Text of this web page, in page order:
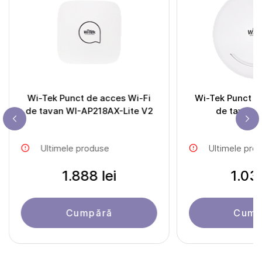
Wi-Tek Punct de acces Wi-Fi
de tavan WI-AP218AX-Lite V2
Ultimele produse
1.888 lei
Cumpără
Wi-Tek Punct
de tavan
Ultimele